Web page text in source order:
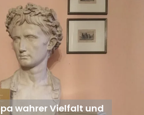
wahrer Vielfalt und